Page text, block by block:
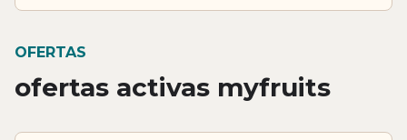
OFERTAS
ofertas activas myfruits